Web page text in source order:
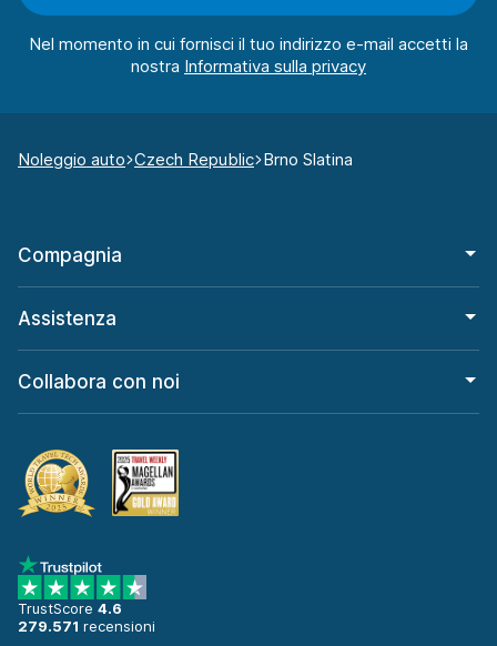
Nel momento in cui fornisci il tuo indirizzo e-mail accetti la
nostra
Noleggio auto Czech Republic Brno Slatina
Compagnia
Assistenza
Collabora con noi
TrustScore 4.6
279.571 recensioni